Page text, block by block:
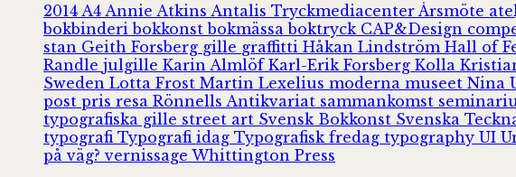
2014 A4 Annie Atkins Antalis Tryckmediacenter Årsmöte
bokbinderibokkonstbokmässaboktryck CAP&Design
stan Geith Forsberg gille graffitti Håkan Lindström Hall of
Randle julgille Karin Almlöf Karl-Erik Forsberg Kolla
Sweden Lotta Frost Martin Lexelius moderna museet Nina
post pris resa Rönnells Antikvariat sammankomst
typografiska gille street art Svensk Bokkonst Svenska
typografi Typografi idag Typografisk fredag typography UI
på väg?vernissage Whittington Press